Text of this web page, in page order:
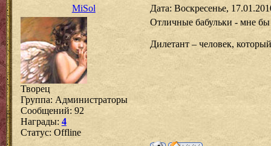
MiSol Дата: Воскресенье,
Творец
Группа: Администраторы
Сообщений: 92
Награды: 4
Статус: Offline
Отличные бабульки - мне
Дилетант – человек,